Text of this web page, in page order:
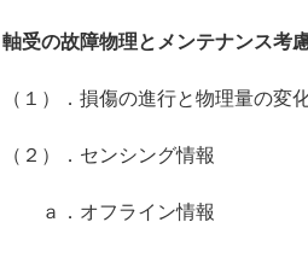
軸受の故障物理とメンテナンス考
）．損傷の進行と物理量の変
）．センシング情報
オフライン情報